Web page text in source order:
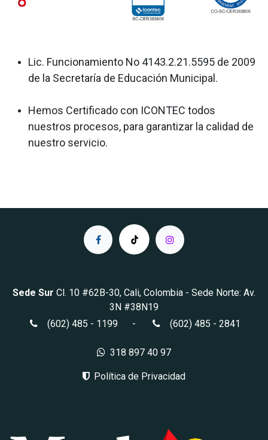
Lic. Funcionamiento No 4143.2.21.5595 de 2009
de la Secretaría de Educación Municipal.
Hemos Certificado con ICONTEC todos
nuestros procesos, para garantizar la calidad de
nuestro servicio.
Sede Sur Cl. 10 #62B-30, Cali, Colombia - Sede Norte: Av.
3N #38N19
(602) 485 - 1199 - (602) 485 - 2841
318 897 40 97
Política de Privacidad